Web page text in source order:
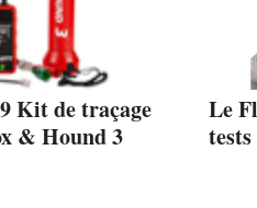
Kit de traçage
& Hound 3
Le